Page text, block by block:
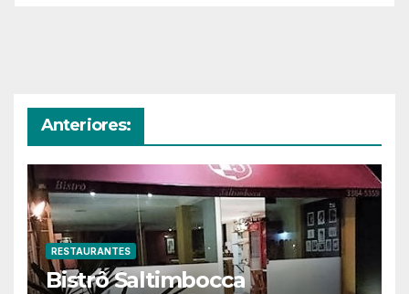
Anteriores:
RESTAURANTES
Bistrô Saltimbocca